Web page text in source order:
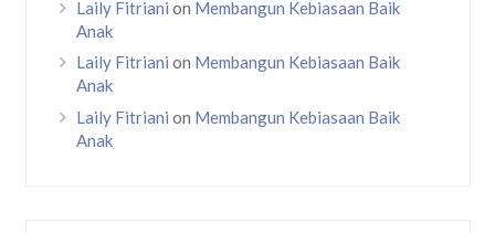
Laily Fitriani on Membangun Kebiasaan Baik
Anak
Laily Fitriani on Membangun Kebiasaan Baik
Anak
Laily Fitriani on Membangun Kebiasaan Baik
Anak